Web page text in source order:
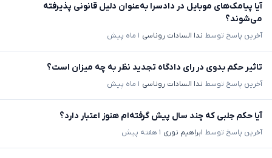
آیا پیامک‌های موبایل در دادسرا به‌عنوان دلیل قانونی پذیرفته
می‌شوند؟
آخرین پاسخ توسط ندا السادات روناسی ۱ ماه پیش
تاثیر حکم بدوی در رای دادگاه تجدید نظر به چه میزان است؟
آخرین پاسخ توسط ندا السادات روناسی ۱ ماه پیش
آیا حکم جلبی که چند سال پیش گرفته‌ام هنوز اعتبار دارد؟
آخرین پاسخ توسط ابراهیم نوری ۱ هفته پیش